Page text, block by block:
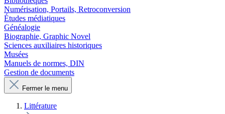
Numérisation, Portails, Retroconversion
Études médiatiques
Généalogie
Biographie, Graphic Novel
Sciences auxiliaires historiques
Musées
Manuels de normes, DIN
Gestion de documents
Fermer le menu
Littérature